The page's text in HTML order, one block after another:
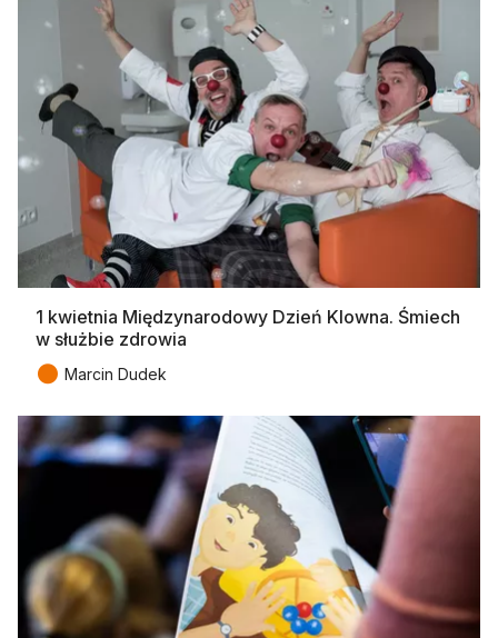
1 kwietnia Międzynarodowy Dzień Klowna. Śmiech
w służbie zdrowia
● Marcin Dudek